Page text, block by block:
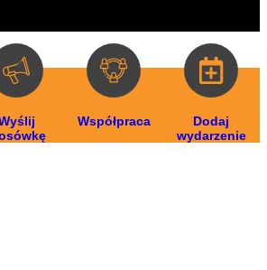
Współpraca
Dodaj
wydarzenie